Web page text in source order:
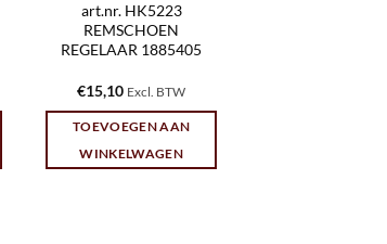
art.nr. HK5223
REMSCHOEN
REGELAAR 1885405
€15,10 Excl. BTW
TOEVOEGEN AAN
WINKELWAGEN